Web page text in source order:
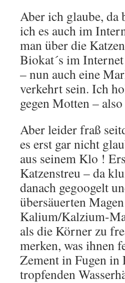
Aber ich glaube, da
ich es auch im
man über die
Biokat´s im
– nun auch eine
verkehrt sein. Ich
gegen Motten –
Aber leider fraß
es erst gar nicht
aus seinem Klo !
Katzenstreu – da
danach gegoogelt
übersäuerten
Kalium/Kalzium-
als die Körner zu
merken, was ihnen
Zement in Fugen in
tropfenden